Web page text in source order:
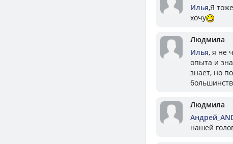
Илья,Я
хочу
Людмила
Илья, я не
опыта и
знает, но
Людмила
нашей